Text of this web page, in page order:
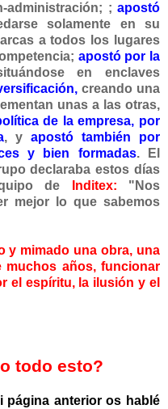
administración; ; apostó
solamente en su
a todos los lugares
apostó por la
en enclaves
creando una
unas a las otras,
de la empresa, por
, y apostó también por
y bien formadas. El
declaraba estos días
de
Inditex: "Nos
mejor lo que sabemos
y mimado una obra, una
muchos años, funcionar
el espíritu, la ilusión y el
todo esto?
página anterior os hablé